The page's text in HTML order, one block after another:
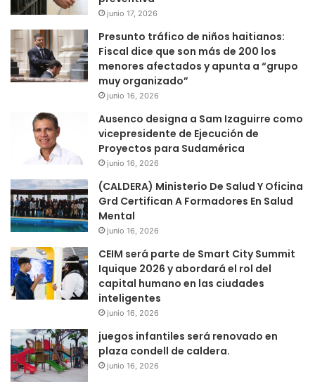
junio 17, 2026
Presunto tráfico de niños haitianos:
Fiscal dice que son más de 200 los
menores afectados y apunta a “grupo
muy organizado”
junio 16, 2026
Ausenco designa a Sam Izaguirre como
vicepresidente de Ejecución de
Proyectos para Sudamérica
junio 16, 2026
(CALDERA) Ministerio De Salud Y Oficina
Grd Certifican A Formadores En Salud
Mental
junio 16, 2026
CEIM será parte de Smart City Summit
Iquique 2026 y abordará el rol del
capital humano en las ciudades
inteligentes
junio 16, 2026
juegos infantiles será renovado en
plaza condell de caldera.
junio 16, 2026